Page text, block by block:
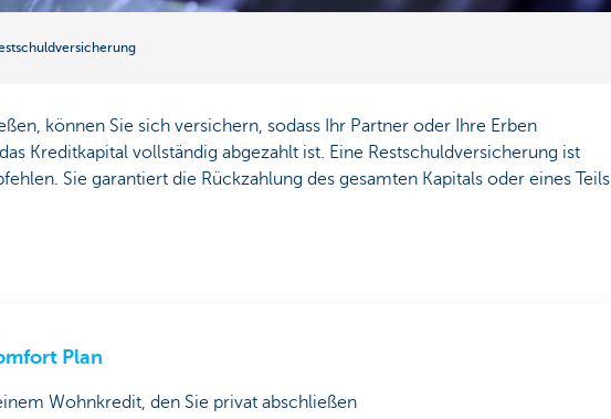
können Sie sich versichern, sodass Ihr Partner oder Ihre Erben
Kreditkapital vollständig abgezahlt ist. Eine Restschuldversicherung ist
Sie garantiert die Rückzahlung des gesamten Kapitals oder eines Teils
Plan
Wohnkredit, den Sie privat abschließen